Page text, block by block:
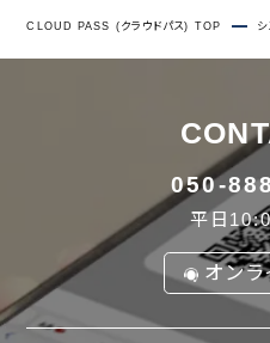
CLOUD PASS (クラウドパス) TOP
050-
平日
オン